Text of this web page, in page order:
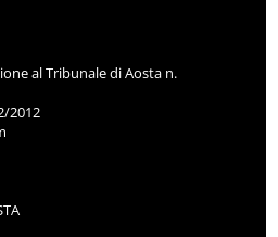
al Tribunale di Aosta n.
2012